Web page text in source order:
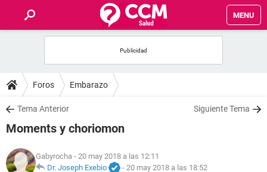
MENU
FOROS
SALUD
NUTRICIÓN
Foros Embarazo
Tema Anterior Siguiente Tema
Moments y choriomon
Gabyrocha - 20 may 2018 a las 12:11
Dr. Joseph Exebio
- 20 may 2018 a las 18:52